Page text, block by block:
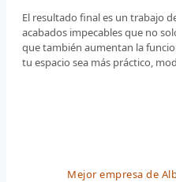
El resultado final es un trabajo
acabados impecables que no
que también aumentan la
tu espacio sea más práctico,
Mejor empresa de